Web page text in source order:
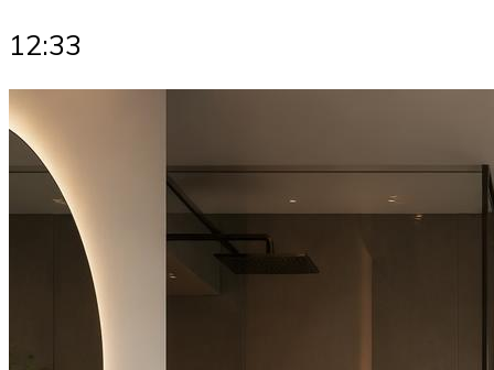
12:33